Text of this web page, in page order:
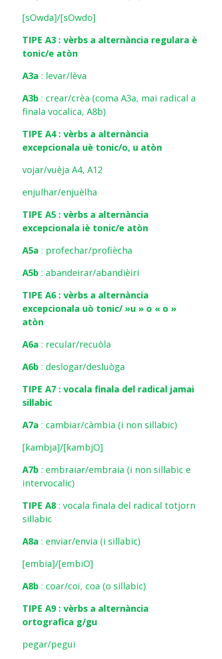
[sOwda]/[sOwdo]
TIPE A3 : vèrbs a alternància regulara è
tonic/e atòn
A3a : levar/lèva
A3b : crear/crèa (coma A3a, mai radical a
finala vocalica, A8b)
TIPE A4 : vèrbs a alternància
excepcionala uè tonic/o, u atòn
vojar/vuèja A4, A12
enjulhar/enjuèlha
TIPE A5 : vèrbs a alternància
excepcionala iè tonic/e atòn
A5a : profechar/profiècha
A5b : abandeirar/abandièiri
TIPE A6 : vèrbs a alternància
excepcionala uò tonic/ »u » o « o »
atòn
A6a : recular/recuòla
A6b : deslogar/desluòga
TIPE A7 : vocala finala del radical jamai
sillabic
A7a : cambiar/càmbia (i non sillabic)
[kambja]/[kambjO]
A7b : embraiar/embraia (i non sillabic e
intervocalic)
TIPE A8: vocala finala del radical totjorn
sillabic
A8a : enviar/envia (i sillabic)
[embia]/[embiO]
A8b : coar/coï, coa (o sillabic)
TIPE A9 : vèrbs a alternància
ortografica g/gu
pegar/pegui